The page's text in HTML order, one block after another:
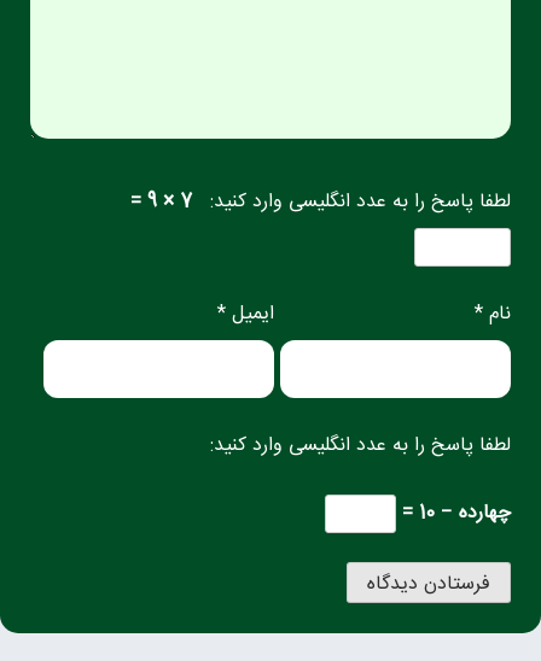
لطفا پاسخ را به عدد انگلیسی وارد کنید: 7 × 9 =
نام * ایمیل *
لطفا پاسخ را به عدد انگلیسی وارد کنید:
چهارده − 10 =